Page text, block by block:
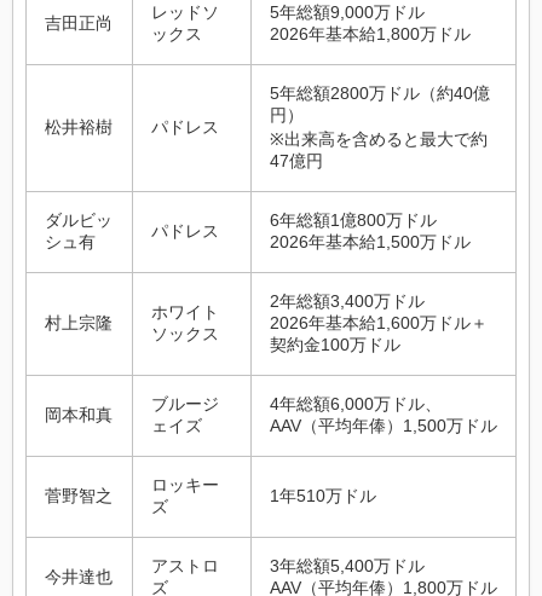
吉田正尚
レッドソ
ックス
5年総額9,000万ドル
2026年基本給1,800万ドル
松井裕樹 パドレス
5年総額2800万ドル（約40億
円）
※出来高を含めると最大で約
47億円
ダルビッ
シュ有
パドレス
6年総額1億800万ドル
2026年基本給1,500万ドル
村上宗隆
ホワイト
ソックス
2年総額3,400万ドル
2026年基本給1,600万ドル＋
契約金100万ドル
岡本和真
ブルージ
ェイズ
4年総額6,000万ドル、
AAV（平均年俸）1,500万ドル
菅野智之
ロッキー
ズ
1年510万ドル
今井達也
アストロ
ズ
3年総額5,400万ドル
AAV（平均年俸）1,800万ドル